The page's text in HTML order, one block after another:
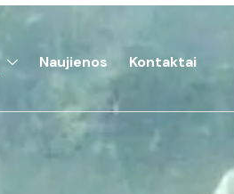
Naujienos Kontaktai